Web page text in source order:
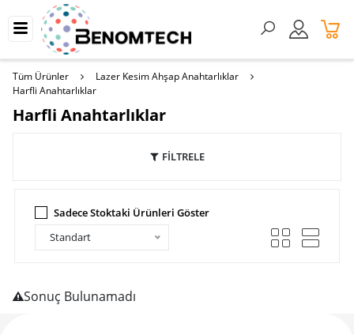
Tüm Ürünler
Lazer Kesim Ahşap Anahtarlıklar
Harfli Anahtarlıklar
Harfli Anahtarlıklar
FİLTRELE
Sadece Stoktaki Ürünleri Göster
Standart
Sonuç Bulunamadı